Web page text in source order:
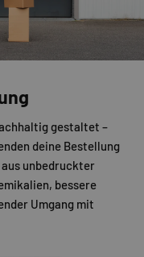
gestaltet –
deine Bestellung
unbedruckter
bessere
Umgang mit